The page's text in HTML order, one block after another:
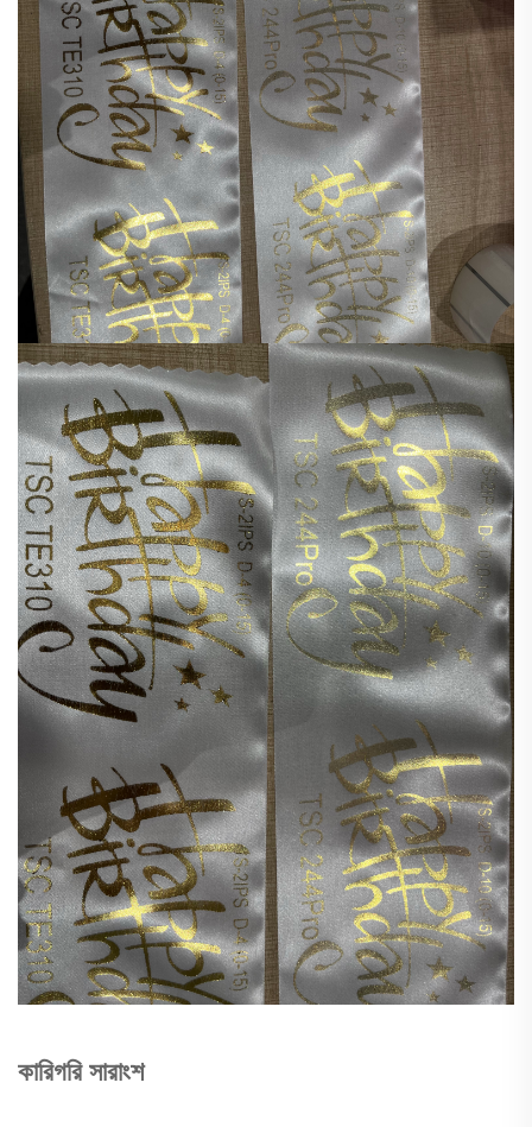
কারিগরি সারাংশ